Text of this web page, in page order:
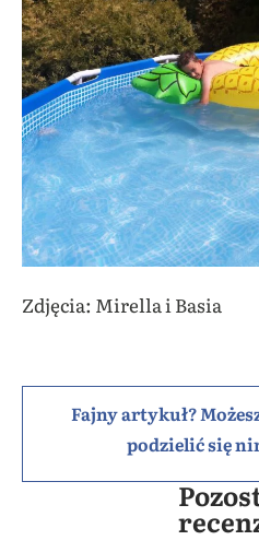
Zdjęcia: Mirella i Basia
Fajny artykuł?
podzielić się